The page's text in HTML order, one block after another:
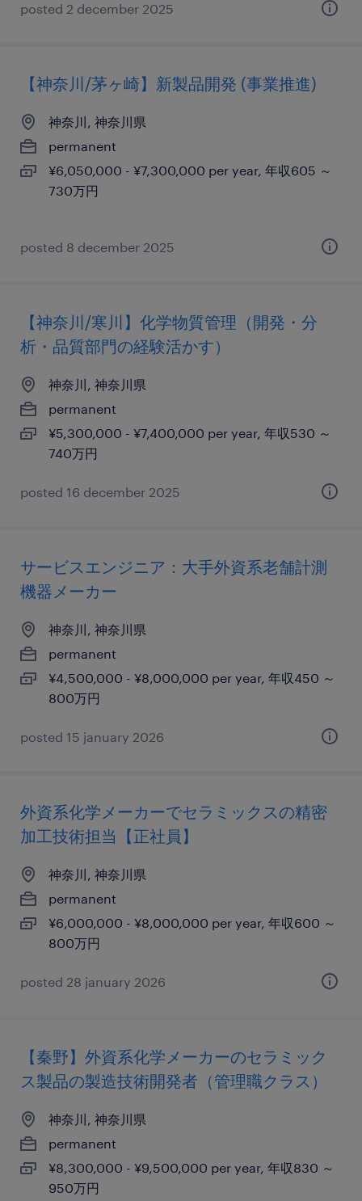
posted 2 december 2025
【神奈川/茅ヶ崎】新製品開発 (事業推進)
神奈川, 神奈川県
permanent
¥6,050,000 - ¥7,300,000 per year, 年収605 ～
730万円
posted 8 december 2025
【神奈川/寒川】化学物質管理（開発・分
析・品質部門の経験活かす）
神奈川, 神奈川県
permanent
¥5,300,000 - ¥7,400,000 per year, 年収530 ～
740万円
posted 16 december 2025
サービスエンジニア：大手外資系老舗計測
機器メーカー
神奈川, 神奈川県
permanent
¥4,500,000 - ¥8,000,000 per year, 年収450 ～
800万円
posted 15 january 2026
外資系化学メーカーでセラミックスの精密
加工技術担当【正社員】
神奈川, 神奈川県
permanent
¥6,000,000 - ¥8,000,000 per year, 年収600 ～
800万円
posted 28 january 2026
【秦野】外資系化学メーカーのセラミック
ス製品の製造技術開発者（管理職クラス）
神奈川, 神奈川県
permanent
¥8,300,000 - ¥9,500,000 per year, 年収830 ～
950万円